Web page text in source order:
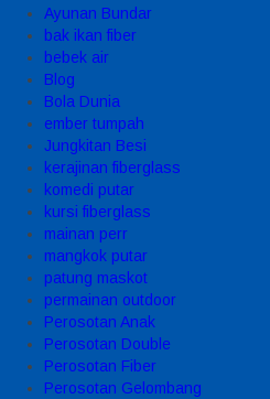
Ayunan Bundar
bak ikan fiber
bebek air
Blog
Bola Dunia
ember tumpah
Jungkitan Besi
kerajinan fiberglass
komedi putar
kursi fiberglass
mainan perr
mangkok putar
patung maskot
permainan outdoor
Perosotan Anak
Perosotan Double
Perosotan Fiber
Perosotan Gelombang